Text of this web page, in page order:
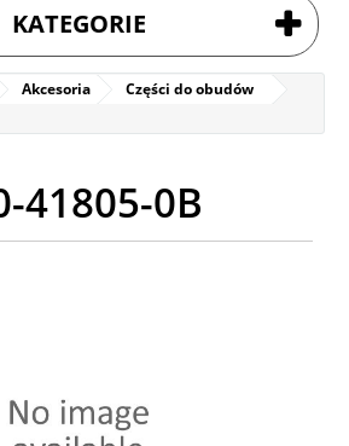
KATEGORIE
Akcesoria
Części do obudów
41805-0B